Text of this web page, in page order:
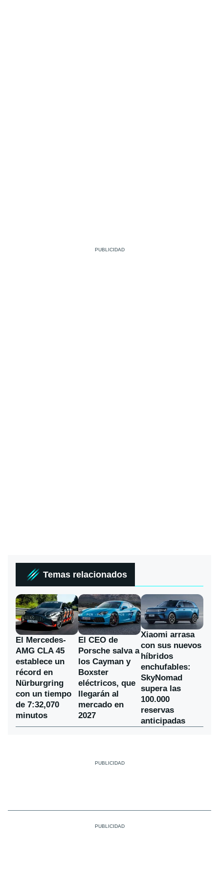
Temas relacionados
El Mercedes-
AMG CLA 45
establece un
récord en
Nürburgring
con un tiempo
de 7:32,070
minutos
El CEO de
Porsche salva a
los Cayman y
Boxster
eléctricos, que
llegarán al
mercado en
2027
Xiaomi arrasa
con sus nuevos
híbridos
enchufables:
SkyNomad
supera las
100.000
reservas
anticipadas